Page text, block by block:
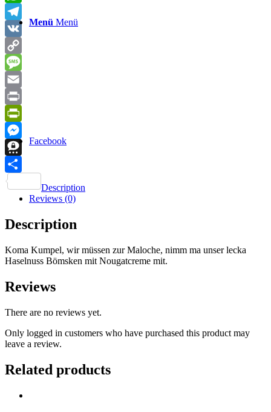
Menü Menü
Facebook
WhatsApp
Telegram
VK
Copy
Link
Message
Email
Print
PrintFriendly
Messenger
Threema
Description
Reviews (0)
Description
Koma Kumpel, wir müssen zur Maloche, nimm ma unser lecka
Haselnuss Bömsken mit Nougatcreme mit.
Reviews
There are no reviews yet.
Only logged in customers who have purchased this product may
leave a review.
Related products